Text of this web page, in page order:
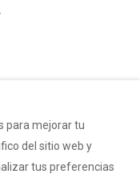
Cookies
para mejorar tu
del sitio web y
tus preferencias